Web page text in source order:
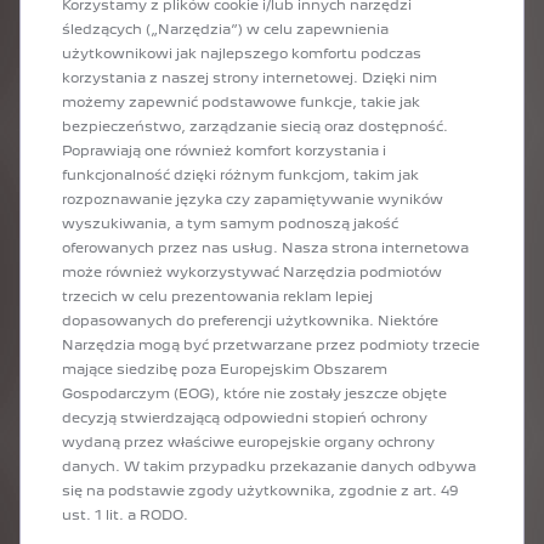
Opowiedz nam o początkach stworzenia 9X8 PEUGEOT w
wersji LEGO® TECHNIC™.
Fani LEGO® TECHNIC™ są często fanami motoryzacji, w tym
przede wszystkim samochodów. Nasze zespoły nieustannie
poszukują nowych pomysłów, które moglibyśmy dodać do
kolekcji LEGO® TECHNIC™. Przede wszystkim szukamy
oryginalnego modelu samochodu, którego wyjątkowe elementy
sprawiają, że się wyróżnia na tle innych aut. Właśnie to
odkryliśmy w postaci modelu 9X8 dwa lata temu. Nasi
projektanci pracowali przez kilka miesięcy, zanim skontaktowali
się z PEUGEOT w celu zaprezentowania projektu. Mieliśmy wtedy
już gotowy model do zaprezentowania. Zespoły Peugeota od
razu z entuzjazmem podeszły do pomysłu stworzenia repliki ich
hipersamochodu 9X8 z klocków LEGO®.
Jakie były etapy tworzenia tego nowego modelu?
Jak wspomniałem, wymagało to najpierw pracy z naszej strony,
żeby przedstawić PEUGEOT dobrze opracowany projekt.
Kiedy rozpoczęliśmy współpracę w styczniu 2022 r., nasze sesje
robocze odbywały się
bardzo często. Odbywaliśmy godzinne spotkania co drugi
Korzystamy z plików cookie i/lub innych narzędzi
śledzących („Narzędzia”) w celu zapewnienia
użytkownikowi jak najlepszego komfortu podczas
korzystania z naszej strony internetowej. Dzięki nim
możemy zapewnić podstawowe funkcje, takie jak
bezpieczeństwo, zarządzanie siecią oraz dostępność.
Poprawiają one również komfort korzystania i
funkcjonalność dzięki różnym funkcjom, takim jak
rozpoznawanie języka czy zapamiętywanie wyników
wyszukiwania, a tym samym podnoszą jakość
oferowanych przez nas usług. Nasza strona internetowa
może również wykorzystywać Narzędzia podmiotów
trzecich w celu prezentowania reklam lepiej
dopasowanych do preferencji użytkownika. Niektóre
Narzędzia mogą być przetwarzane przez podmioty trzecie
mające siedzibę poza Europejskim Obszarem
Gospodarczym (EOG), które nie zostały jeszcze objęte
decyzją stwierdzającą odpowiedni stopień ochrony
wydaną przez właściwe europejskie organy ochrony
danych. W takim przypadku przekazanie danych odbywa
się na podstawie zgody użytkownika, zgodnie z art. 49
ust. 1 lit. a RODO.